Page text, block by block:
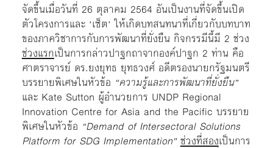
จัดขึ้นเมื่อวันที่ 26 ตุลาคม 2564 อันเป็นงานที่จัดขึ้นเปิด
ตัวโครงการและ ‘เซ็ต’ ให้เกิดบทสนทนาที่เกี่ยวกับบทบาท
ของภาควิชาการกับการพัฒนาที่ยั่งยืน กิจกรรมีนี้มี 2 ช่วง
ช่วงแรกเป็นการกล่าวปาฐกถาจากองค์ปาฐก 2 ท่าน คือ
ศาตราจารย์ ดร.ยงยุทธ ยุทธวงศ์ อดีตรองนายกรัฐมนตรี
บรรยายพิเศษในหัวข้อ “ความรู้และการพัฒนาที่ยั่งยืน”
และ Kate Sutton ผู้อำนวยการ UNDP Regional
Innovation Centre for Asia and the Pacific บรรยาย
พิเศษในหัวข้อ “Demand of Intersectoral Solutions
Platform for SDG Implementation” ช่วงที่สองเป็นการ